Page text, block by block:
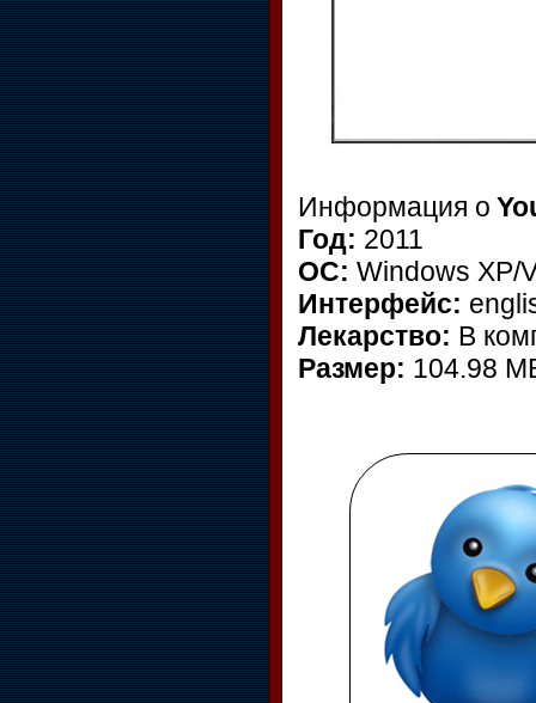
Информация о
Год: 2011
ОС: Windows XP/
Интерфейс:
Лекарство: В
Размер: 104.98